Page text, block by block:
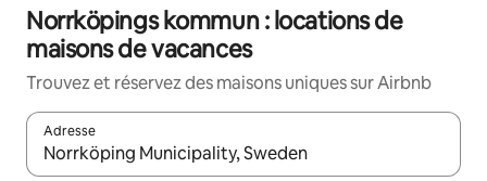
Norrköpings kommun : locations de
maisons de vacances
Trouvez et réservez des maisons uniques sur Airbnb
Adresse
Lorsque les résultats s'affichent, utilisez les flèches vers le